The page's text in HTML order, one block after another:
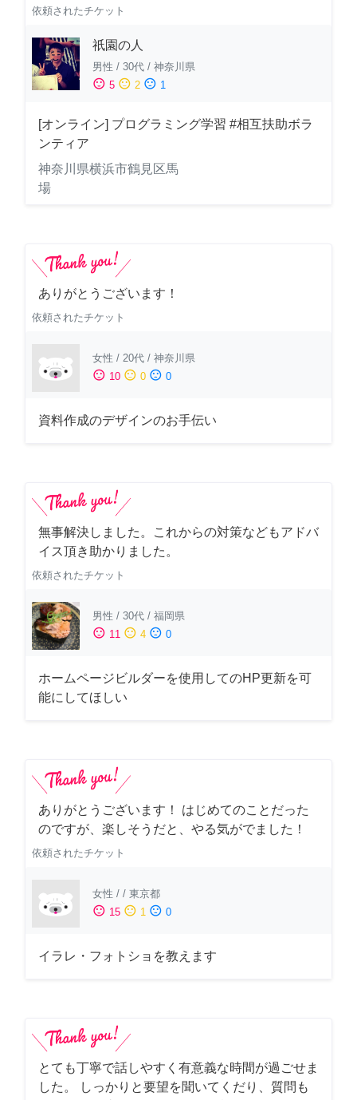
依頼されたチケット
祇園の人
男性 / 30代 / 神奈川県
sentiment_satisfied 5 sentiment_neutral 2 sentiment_dissatisfied 1
[オンライン] プログラミング学習 #相互扶助ボラ
ンティア
神奈川県横浜市鶴見区馬
場
ありがとうございます！
依頼されたチケット
女性 / 20代 / 神奈川県
sentiment_satisfied 10 sentiment_neutral 0 sentiment_dissatisfied 0
資料作成のデザインのお手伝い
無事解決しました。これからの対策などもアドバ
イス頂き助かりました。
依頼されたチケット
男性 / 30代 / 福岡県
sentiment_satisfied 11 sentiment_neutral 4 sentiment_dissatisfied 0
ホームページビルダーを使用してのHP更新を可
能にしてほしい
ありがとうございます！ はじめてのことだった
のですが、楽しそうだと、やる気がでました！
依頼されたチケット
女性 / / 東京都
sentiment_satisfied 15 sentiment_neutral 1 sentiment_dissatisfied 0
イラレ・フォトショを教えます
とても丁寧で話しやすく有意義な時間が過ごせま
した。 しっかりと要望を聞いてくだり、質問も